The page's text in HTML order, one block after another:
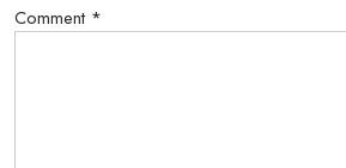
Comment *